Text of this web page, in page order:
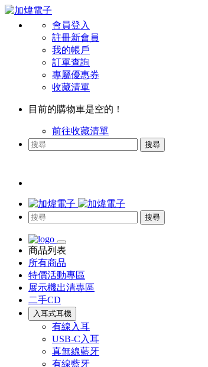
會員登入
註冊新會員
我的帳戶
訂單查詢
專屬優惠券
收藏清單
目前的購物車是空的！
前往收藏清單
搜尋
搜尋
商品列表
所有商品
特價活動專區
展示機出清專區
二手CD
入耳式耳機
有線入耳
USB-C入耳
真無線藍牙
有線藍牙